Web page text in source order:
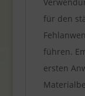
für den
führen.
ersten